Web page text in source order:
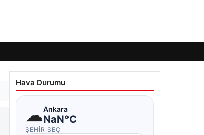
Hava Durumu
☁Ankara
NaN°C
ŞEHIR SEÇ